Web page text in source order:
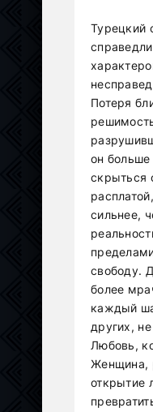
Турецкий
Потеря
он больше
скрыться
сильнее,
свободу.
более
каждый
других,
Любовь,
Женщина,
открытие